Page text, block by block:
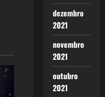
dezembro
2021
novembro
2021
outubro
2021